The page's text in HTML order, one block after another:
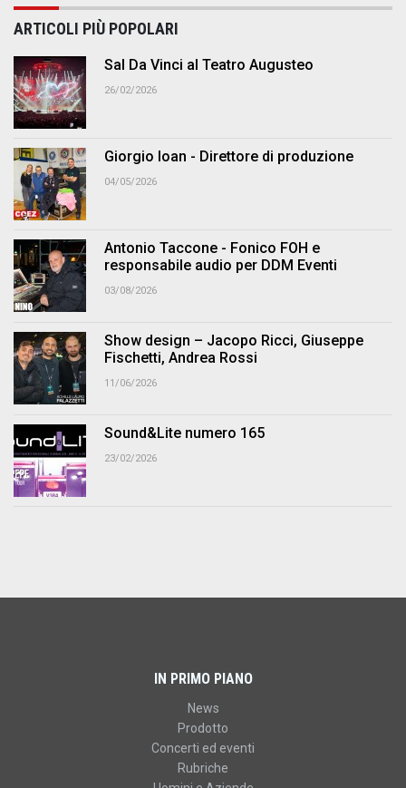
ARTICOLI PIÙ POPOLARI
Sal Da Vinci al Teatro Augusteo
26/02/2026
Giorgio Ioan - Direttore di produzione
04/05/2026
Antonio Taccone - Fonico FOH e
responsabile audio per DDM Eventi
03/08/2026
Show design – Jacopo Ricci, Giuseppe
Fischetti, Andrea Rossi
11/06/2026
Sound&Lite numero 165
23/02/2026
IN PRIMO PIANO
News
Prodotto
Concerti ed eventi
Rubriche